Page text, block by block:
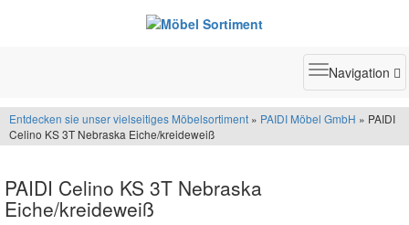
Toggle
Navigation
Entdecken sie unser vielseitiges Möbelsortiment » PAIDI Möbel GmbH » PAIDI
Celino KS 3T Nebraska Eiche/kreideweiß
PAIDI Celino KS 3T Nebraska
Eiche/kreideweiß